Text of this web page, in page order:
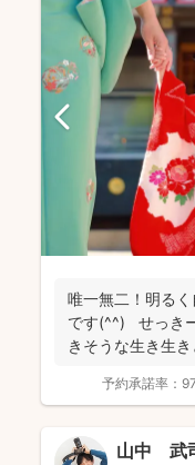
唯一無二！明る
です(^^) せっき
きそうな生き生
予約承諾率：
山中 武